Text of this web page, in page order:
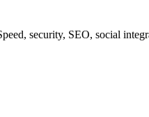
security, SEO, social